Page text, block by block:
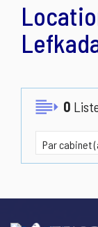
0